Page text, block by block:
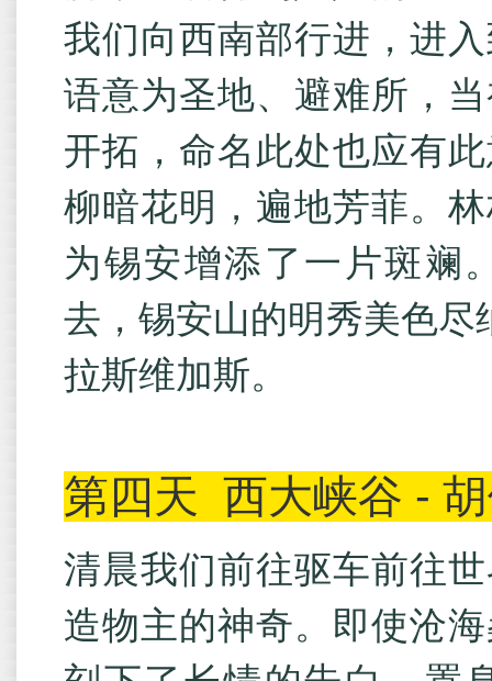
我们向西南部行进，进
语意为圣地、避难所，
开拓，命名此处也应有
柳暗花明，遍地芳菲。
为锡安增添了一片斑斓
去，锡安山的明秀美色尽
拉斯维加斯。
第四天 西大峡谷 -
清晨我们前往驱车前往
造物主的神奇。即使沧